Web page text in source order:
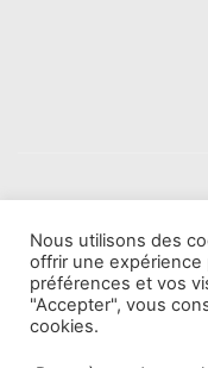
© Copyright 2025 |
l'Année |Protection des
Nous utilisons des
offrir une
préférences et vos
"Accepter", vous
cookies.